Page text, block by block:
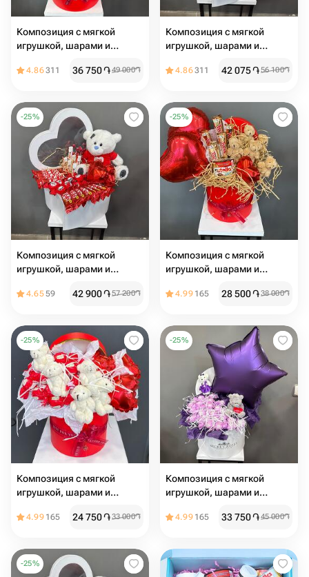
Композиция с мягкой
игрушкой, шарами и
4.86311 36 750֏49 000֏
Композиция с мягкой
игрушкой, шарами и
4.86311 42 075֏56 100֏
-25%
Композиция с мягкой
игрушкой, шарами и
4.6559 42 900֏57 200֏
-25%
Композиция с мягкой
игрушкой, шарами и
4.99 165 28 500֏38 000֏
-25%
Композиция с мягкой
игрушкой, шарами и
4.99 165 24 750֏33 000֏
-25%
Композиция с мягкой
игрушкой, шарами и
4.99 165 33 750֏45 000֏
-25%